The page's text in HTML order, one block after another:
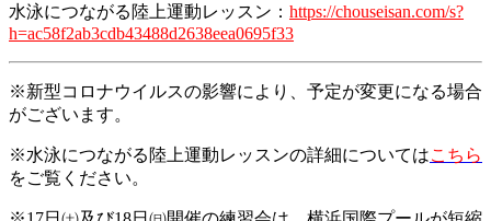
水泳につながる陸上運動レッスン： https://chouseisan.com/s?
h=ac58f2ab3cdb43488d2638eea0695f33
※新型コロナウイルスの影響により、予定が変更になる場合
がございます。
※水泳につながる陸上運動レッスンの詳細についてはこちら
をご覧ください。